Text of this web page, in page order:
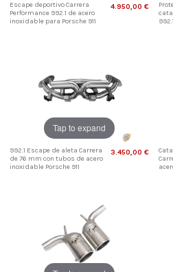
Escape deportivo Carrera
Performance 992.1 de acero
inoxidable para Porsche 911
4.950,00 €
Tap to expand
992.1 Escape de aleta Carrera
de 76 mm con tubos de acero
inoxidable Porsche 911
3.450,00 €